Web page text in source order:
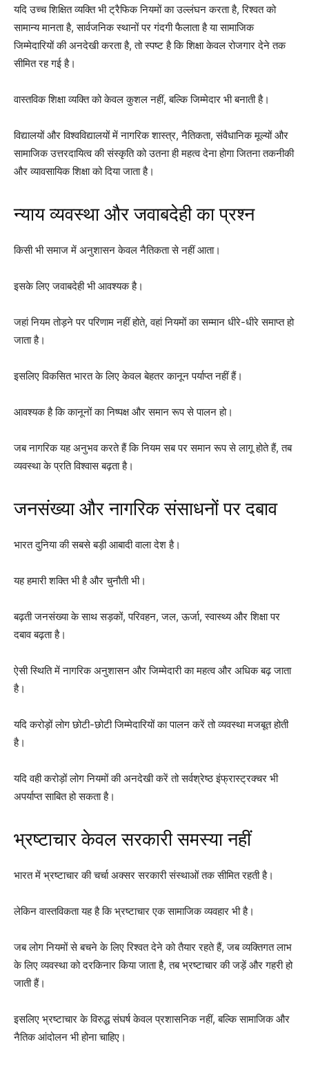
यदि उच्च शिक्षित व्यक्ति भी ट्रैफिक नियमों का उल्लंघन करता है, रिश्वत को
सामान्य मानता है, सार्वजनिक स्थानों पर गंदगी फैलाता है या सामाजिक
जिम्मेदारियों की अनदेखी करता है, तो स्पष्ट है कि शिक्षा केवल रोजगार देने तक
सीमित रह गई है।
वास्तविक शिक्षा व्यक्ति को केवल कुशल नहीं, बल्कि जिम्मेदार भी बनाती है।
विद्यालयों और विश्वविद्यालयों में नागरिक शास्त्र, नैतिकता, संवैधानिक मूल्यों और
सामाजिक उत्तरदायित्व की संस्कृति को उतना ही महत्व देना होगा जितना तकनीकी
और व्यावसायिक शिक्षा को दिया जाता है।
न्याय व्यवस्था और जवाबदेही का प्रश्न
किसी भी समाज में अनुशासन केवल नैतिकता से नहीं आता।
इसके लिए जवाबदेही भी आवश्यक है।
जहां नियम तोड़ने पर परिणाम नहीं होते, वहां नियमों का सम्मान धीरे-धीरे समाप्त हो
जाता है।
इसलिए विकसित भारत के लिए केवल बेहतर कानून पर्याप्त नहीं हैं।
आवश्यक है कि कानूनों का निष्पक्ष और समान रूप से पालन हो।
जब नागरिक यह अनुभव करते हैं कि नियम सब पर समान रूप से लागू होते हैं, तब
व्यवस्था के प्रति विश्वास बढ़ता है।
जनसंख्या और नागरिक संसाधनों पर दबाव
भारत दुनिया की सबसे बड़ी आबादी वाला देश है।
यह हमारी शक्ति भी है और चुनौती भी।
बढ़ती जनसंख्या के साथ सड़कों, परिवहन, जल, ऊर्जा, स्वास्थ्य और शिक्षा पर
दबाव बढ़ता है।
ऐसी स्थिति में नागरिक अनुशासन और जिम्मेदारी का महत्व और अधिक बढ़ जाता
है।
यदि करोड़ों लोग छोटी-छोटी जिम्मेदारियों का पालन करें तो व्यवस्था मजबूत होती
है।
यदि वही करोड़ों लोग नियमों की अनदेखी करें तो सर्वश्रेष्ठ इंफ्रास्ट्रक्चर भी
अपर्याप्त साबित हो सकता है।
भ्रष्टाचार केवल सरकारी समस्या नहीं
भारत में भ्रष्टाचार की चर्चा अक्सर सरकारी संस्थाओं तक सीमित रहती है।
लेकिन वास्तविकता यह है कि भ्रष्टाचार एक सामाजिक व्यवहार भी है।
जब लोग नियमों से बचने के लिए रिश्वत देने को तैयार रहते हैं, जब व्यक्तिगत लाभ
के लिए व्यवस्था को दरकिनार किया जाता है, तब भ्रष्टाचार की जड़ें और गहरी हो
जाती हैं।
इसलिए भ्रष्टाचार के विरुद्ध संघर्ष केवल प्रशासनिक नहीं, बल्कि सामाजिक और
नैतिक आंदोलन भी होना चाहिए।